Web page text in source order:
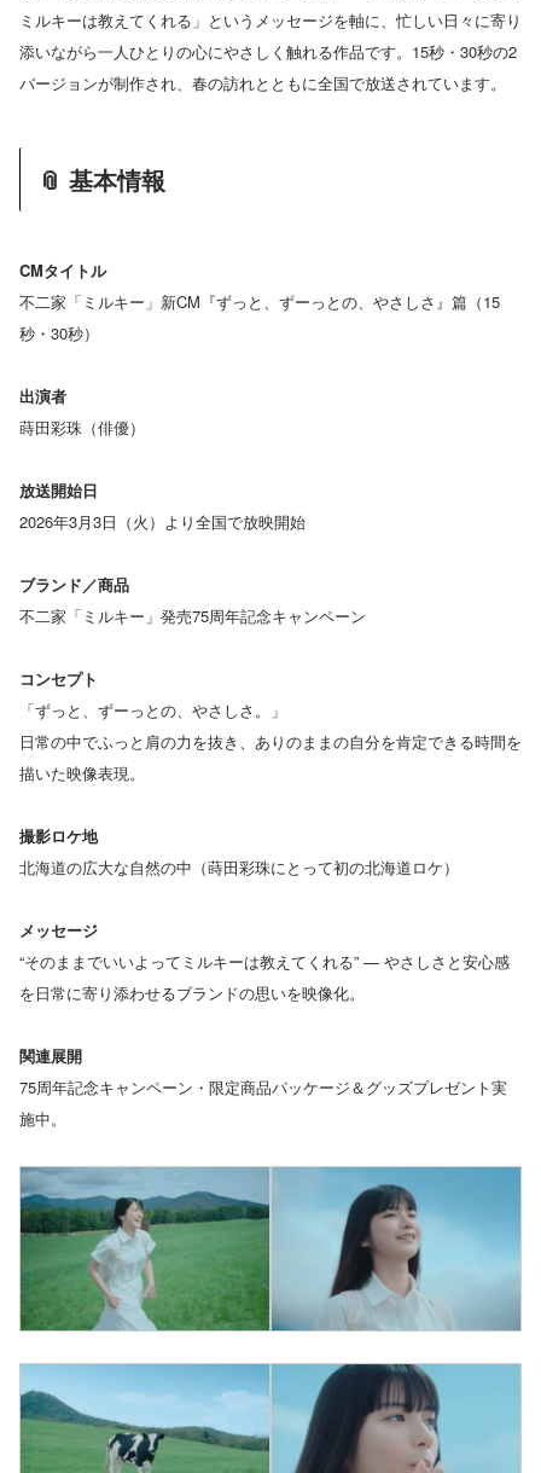
ミルキーは教えてくれる」というメッセージを軸に、忙しい日々に寄り
添いながら一人ひとりの心にやさしく触れる作品です。15秒・30秒の2
バージョンが制作され、春の訪れとともに全国で放送されています。
📎 基本情報
CMタイトル
不二家「ミルキー」新CM『ずっと、ずーっとの、やさしさ』篇（15
秒・30秒）
出演者
蒔田彩珠（俳優）
放送開始日
2026年3月3日（火）より全国で放映開始
ブランド／商品
不二家「ミルキー」発売75周年記念キャンペーン
コンセプト
「ずっと、ずーっとの、やさしさ。」
日常の中でふっと肩の力を抜き、ありのままの自分を肯定できる時間を
描いた映像表現。
撮影ロケ地
北海道の広大な自然の中（蒔田彩珠にとって初の北海道ロケ）
メッセージ
“そのままでいいよってミルキーは教えてくれる” — やさしさと安心感
を日常に寄り添わせるブランドの思いを映像化。
関連展開
75周年記念キャンペーン・限定商品パッケージ＆グッズプレゼント実
施中。